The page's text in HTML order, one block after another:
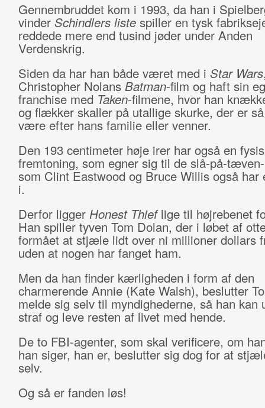
Gennembruddet kom i 1993, da han i
vinder Schindlers listespiller en tysk
reddede mere end tusind jøder under Anden
Verdenskrig.
Siden da har han både været med i Star Wars
Christopher Nolans Batman-film og haft sin
franchise med Taken-filmene, hvor han
og flækker skaller på utallige skurke, der er
være efter hans familie eller venner.
Den 193 centimeter høje irer har også en
fremtoning, som egner sig til de slå-på-
som Clint Eastwood og Bruce Willis også har
i.
Derfor ligger Honest Thieflige til højrebenet
Han spiller tyven Tom Dolan, der i løbet af
formået at stjæle lidt over ni millioner dollars
uden at nogen har fanget ham.
Men da han finder kærligheden i form af den
charmerende Annie (Kate Walsh), beslutter
melde sig selv til myndighederne, så han kan
straf og leve resten af livet med hende.
De to FBI-agenter, som skal verificere, om
han siger, han er, beslutter sig dog for at
selv.
Og så er fanden løs!